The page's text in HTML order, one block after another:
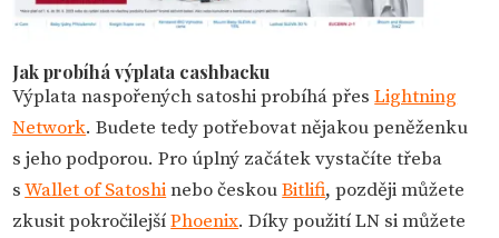
Jak probíhá výplata cashbacku
Výplata naspořených satoshi probíhá přesLightning
Network. Budete tedy potřebovat nějakou peněženku
s jeho podporou. Pro úplný začátek vystačíte třeba
sWallet of Satoshinebo českouBitlifi, později můžete
zkusit pokročilejšíPhoenix. Díky použití LN si můžete